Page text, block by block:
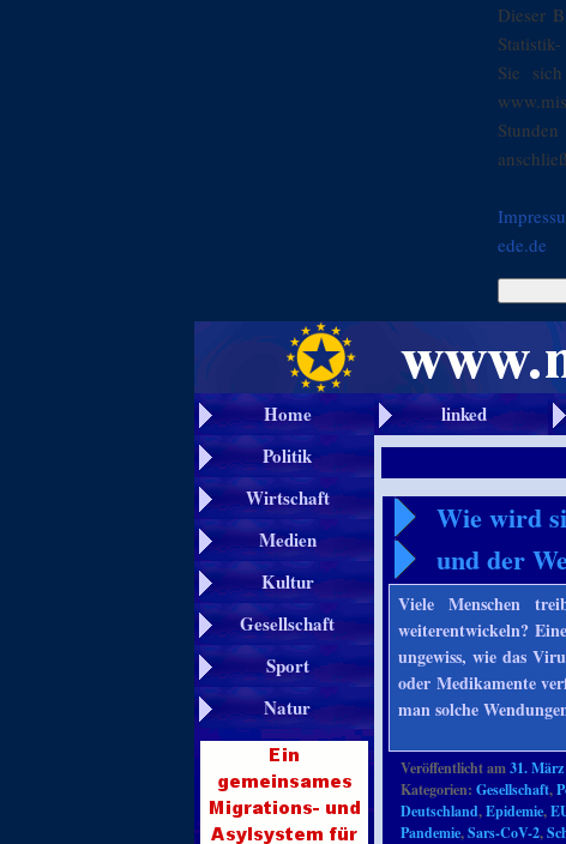
Dieser
Sie
ede.de
Home linked
Politik
Wirtschaft
Medien
Kultur
Gesellschaft
Sport
Natur
Wie wird
und der
Viele Menschen
weiterentwickeln?
ungewiss, wie das
oder Medikamente
man solche
Veröffentlicht am31.
Kategorien:Gesellschaft,
Deutschland,Epidemie,
Pandemie,Sars-CoV-2,